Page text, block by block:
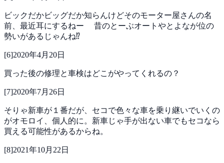
ビックだかビッグだか知らんけどそのモーター屋さんの名
前、最近耳にするねー 昔のとーぶオートやとよなが位の
勢いがあるじゃんね⁉
[6]2020年4月20日
買った後の修理と車検はどこがやってくれるの？
[7]2020年7月26日
そりゃ新車が１番だが、セコで色々な車を乗り継いでいくの
がオモロイ、個人的に。新車じゃ手が出ない車でもセコなら
買える可能性があるからね。
[8]2021年10月22日